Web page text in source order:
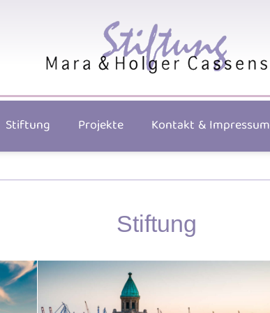
Stiftung Projekte Kontakt & Impressum
Stiftung